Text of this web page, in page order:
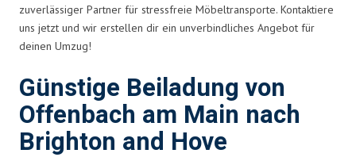
zuverlässiger Partner für stressfreie Möbeltransporte. Kontaktiere
uns jetzt und wir erstellen dir ein unverbindliches Angebot für
deinen Umzug!
Günstige Beiladung von
Offenbach am Main nach
Brighton and Hove